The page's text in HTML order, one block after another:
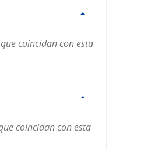
coincidan con esta
coincidan con esta